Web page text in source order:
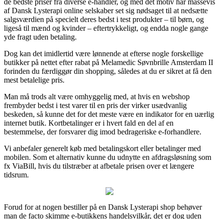
af Dansk Lysterapi online selskaber set sig nødsaget til at nedsætte
salgsværdien på specielt deres bedst i test produkter – til børn, og
ligeså til mænd og kvinder – eftertrykkeligt, og endda nogle gange
yde fragt uden betaling.
Dog kan det imidlertid være lønnende at efterse nogle forskellige
butikker på nettet efter rabat på Melamedic Søvnbrille Amsterdam II
forinden du færdiggør din shopping, således at du er sikret at få den
mest betalelige pris.
Man må trods alt være omhyggelig med, at hvis en webshop
frembyder bedst i test varer til en pris der virker usædvanlig
beskeden, så kunne det for det meste være en indikator for en uærlig
internet butik. Kortbetalinger er i hvert fald en del af en
bestemmelse, der forsvarer dig imod bedrageriske e-forhandlere.
Vi anbefaler generelt køb med betalingskort eller betalinger med
mobilen. Som et alternativ kunne du udnytte en afdragsløsning som
fx ViaBill, hvis du tilstræber at afbetale prisen over et længere
tidsrum.
Forud for at nogen bestiller på en Dansk Lysterapi shop behøver
man de facto skimme e-butikkens handelsvilkår, det er dog uden